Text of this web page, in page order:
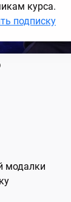
курса.
подписку
модалки